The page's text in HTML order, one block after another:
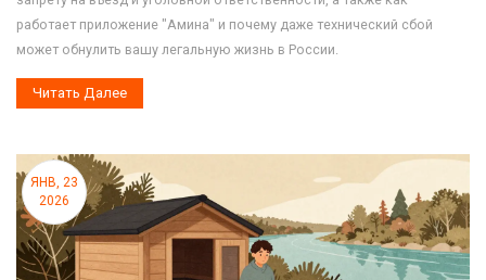
работает приложение "Амина" и почему даже технический сбой
может обнулить вашу легальную жизнь в России.
Читать Далее
ЯНВ, 23
2026